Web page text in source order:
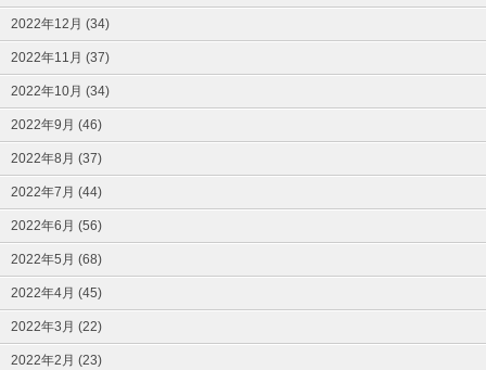
2022年12月 (34)
2022年11月 (37)
2022年10月 (34)
2022年9月 (46)
2022年8月 (37)
2022年7月 (44)
2022年6月 (56)
2022年5月 (68)
2022年4月 (45)
2022年3月 (22)
2022年2月 (23)